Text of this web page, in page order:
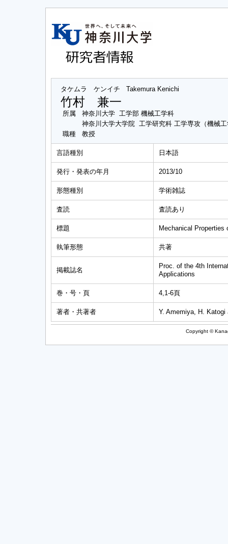
タケムラ ケンイチ Takemura Kenichi
竹村 兼一
所属
神奈川大学 工学部 機械工学科
神奈川大学大学院 工学研究科 工学専攻（機械
職種
教授
言語種別 日本語
発行・発表の年月 2013/10
形態種別 学術雑誌
査読 査読あり
標題 Mechanical Properties
執筆形態 共著
掲載誌名
Proc. of the 4th
Applications
巻・号・頁 4,1-6頁
著者・共著者 Y. Amemiya, H. Katogi
Copyright ©